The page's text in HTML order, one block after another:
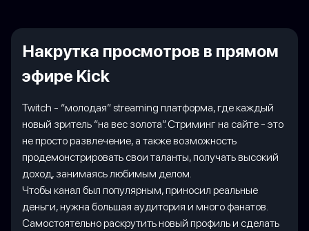
Накрутка просмотров в прямом
эфире Kick
Twitch - “молодая” streaming платформа, где каждый
новый зритель “на вес золота”. Стриминг на сайте - это
не просто развлечение, а также возможность
продемонстрировать свои таланты, получать высокий
доход, занимаясь любимым делом.
Чтобы канал был популярным, приносил реальные
деньги, нужна большая аудитория и много фанатов.
Самостоятельно раскрутить новый профиль и сделать